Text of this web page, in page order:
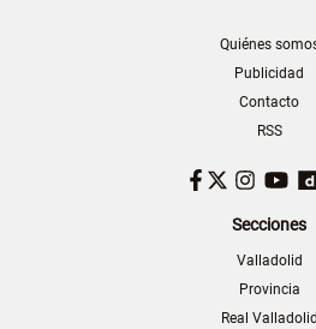
Quiénes
Publicidad
Contacto
RSS
Facebook
Twitter
Secciones
Valladolid
Provincia
Real Valladolid